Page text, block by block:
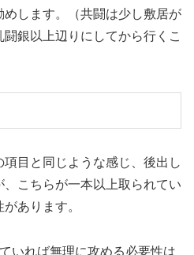
します。（共闘は少し敷居が
銀以上辺りにしてから行くこ
目と同じような感じ、後出し
こちらが一本以上取られてい
あります。
いれば無理に攻める必要性は